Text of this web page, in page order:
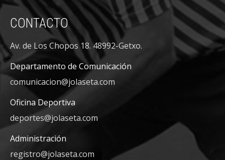
CONTACTO
Av. de Los Chopos 18. 48992-Getxo.
Departamento de Comunicación
comunicacion@jolaseta.com
Oficina Deportiva
deportes@jolaseta.com
Administración
registro@jolaseta.com